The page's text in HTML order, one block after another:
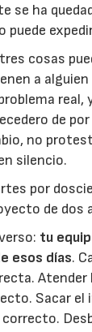
se ha
puede
cosas
a
real,
de por
no
silencio.
por
de dos
tu
esos días.
Atender
Sacar el